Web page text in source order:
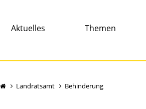
Aktuelles Themen
Landratsamt Behinderung